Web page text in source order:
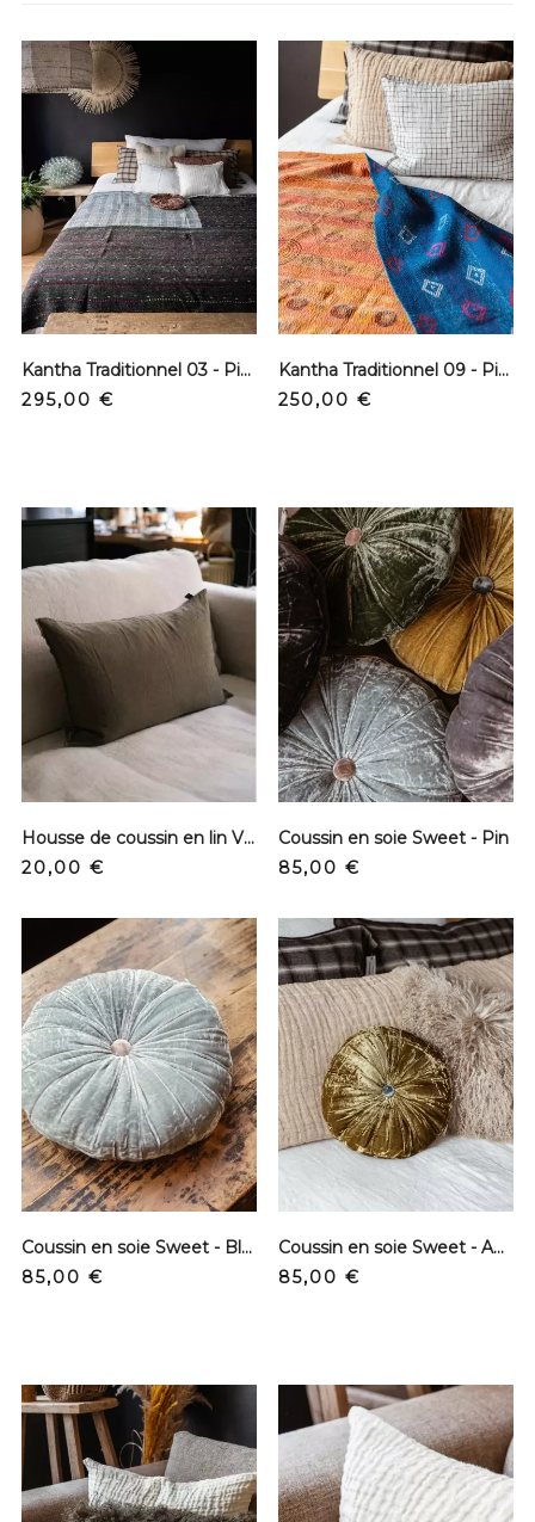
Kantha Traditionnel 03 - Pièce unique
Prix
295,00 €
Kantha Traditionnel 09 - Pièce unique
Prix
250,00 €
Housse de coussin en lin Viti - Kaki
Prix
20,00 €
Coussin en soie Sweet - Pin
Prix
85,00 €
Coussin en soie Sweet - Bleuet
Prix
85,00 €
Coussin en soie Sweet - Absinthe
Prix
85,00 €